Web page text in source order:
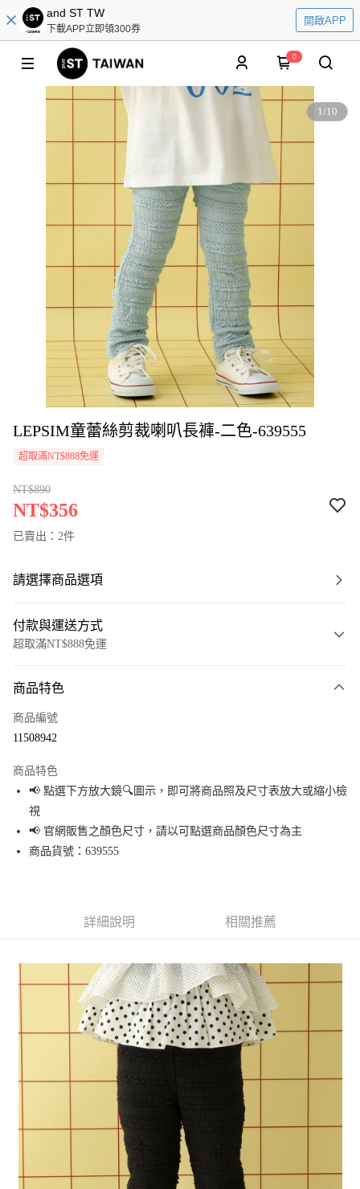
and ST TW
下載APP立即領300券
開啟APP
0
1/10
LEPSIM童蕾絲剪裁喇叭長褲-二色-639555
超取滿NT$888免運
NT$890
NT$356
已賣出：2件
請選擇商品選項
付款與運送方式
超取滿NT$888免運
信用卡一次付款
Apple Pay
街口支付
悠遊付
【大哥付你分期使用說明】
1.本服務由台灣大哥大提供，台灣大哥大用戶可立即使用無須另外申請。
2.付款方式選擇「大哥付你分期」，訂單成立後會自動跳轉到大哥付的交易
流程，驗證手機門號後，選擇欲分期的期數、繳款截止日，確認付款後即完
成交易。
3.實際核准額度、可分期數及費用金額請依後續交易確認頁面所載為準。
4.訂單成立30分鐘內，如未前往確認交易或遇審核未通過，訂單將自動取
消。如遇「轉專審核」未通過狀況，表示未達大哥付你分期系統評分，恕無
1.分期款項不併入電信帳單，「大哥付你分期」於每月結算日後寄送繳費提
醒簡訊。
2.透過簡訊連結打開帳單後，可選擇「超商條碼／台灣大直營門市／銀行轉
帳／街口支付／iPASS MONEY」等通路繳費。
AFTEE先享後付
相關說明
【關於「AFTEE先享後付」】
AFTEE先享後付是「在收到商品之後才付款」的支付方式。 讓您購物簡單便
１．簡單：不需註冊會員、不需綁卡、不需儲值。
２．便利：只要手機號碼，簡訊認證，即可結帳。
３．安心：先確認商品／服務後，再付款。
【「AFTEE先享後付」結帳流程】
１．於結帳方式選擇「AFTEE先享後付」後，將跳轉至「AFTEE先享後付」
結帳頁面，進行簡訊認證並確認金額後，即可完成結帳。
２．訂單成立數日內，您將收到繳費通知簡訊。
３．收到繳費通知簡訊後14天內，點擊此簡訊中的連結，可透過四大超商／
運送方式
每筆NT$80，滿NT$888(含以上)免運費
付款後 全家取貨
每筆NT$80，滿NT$888(含以上)免運費
7-11 取貨付款
商品特色
商品編號
11508942
商品特色
📢 點選下方放大鏡🔍圖示，即可將商品照及尺寸表放大或縮小檢
視
📢 官網販售之顏色尺寸，請以可點選商品顏色尺寸為主
商品貨號：639555
詳細說明 相關推薦